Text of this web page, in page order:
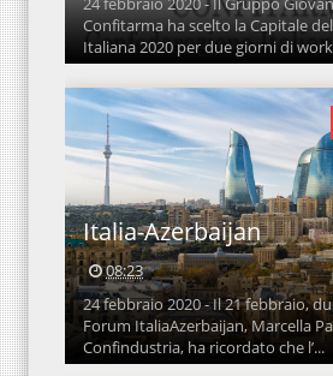
Confitarma ha scelto la Capitale
Italiana 2020 per due giorni di
Italia-Azerbaijan
08:23
24 febbraio 2020 - Il 21 febbraio,
Forum ItaliaAzerbaijan, Marcella
Confindustria, ha ricordato che l’...